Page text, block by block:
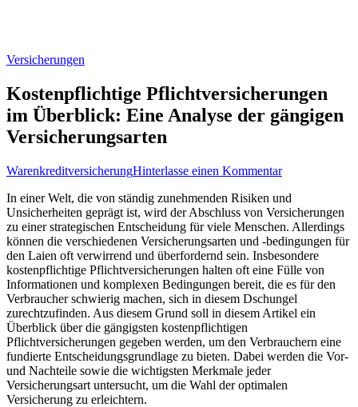
Versicherungen
Kostenpflichtige Pflichtversicherungen
im Überblick: Eine Analyse der gängigen
Versicherungsarten
WarenkreditversicherungHinterlasse einen Kommentarzu
im
Überblick:
Eine
Analyse
der
gängigen
In‌ einer Welt, die von ständig zunehmenden Risiken und
Unsicherheiten geprägt‍ ist, ⁣wird⁢ der ‍Abschluss von Versicherungen
zu einer ⁣strategischen Entscheidung für viele Menschen. Allerdings
können ‍die verschiedenen Versicherungsarten und -bedingungen für
den Laien oft verwirrend und überfordernd sein. Insbesondere
kostenpflichtige Pflichtversicherungen halten oft eine Fülle ‌von
Informationen ⁢und komplexen ‍Bedingungen ‍bereit, die ​es für den
⁤Verbraucher schwierig machen, ​sich in diesem Dschungel
zurechtzufinden. Aus diesem Grund ‍soll in diesem Artikel ⁤ein⁤
Überblick⁢ über die gängigsten kostenpflichtigen
Pflichtversicherungen gegeben werden, um den ​Verbrauchern⁤ eine
fundierte Entscheidungsgrundlage zu bieten. Dabei werden ⁢die​ Vor-
und Nachteile sowie die wichtigsten ⁣Merkmale jeder​
Versicherungsart untersucht, um die Wahl‍ der optimalen
Versicherung zu ‌erleichtern.